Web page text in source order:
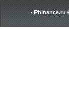
Phinance.ru